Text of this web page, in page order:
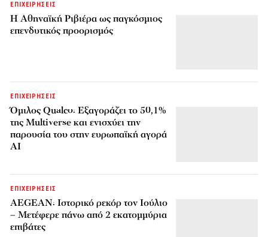
ΕΠΙΧΕΙΡΗΣΕΙΣ
Η Αθηναϊκή Ριβιέρα ως παγκόσμιος
επενδυτικός προορισμός
ΕΠΙΧΕΙΡΗΣΕΙΣ
Όμιλος Qualco: Εξαγοράζει το 50,1%
της Multiverse και ενισχύει την
παρουσία του στην ευρωπαϊκή αγορά
AI
ΕΠΙΧΕΙΡΗΣΕΙΣ
AEGEAN: Ιστορικό ρεκόρ τον Ιούλιο
– Μετέφερε πάνω από 2 εκατομμύρια
επιβάτες